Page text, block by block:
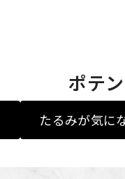
ポテ
たるみが気に